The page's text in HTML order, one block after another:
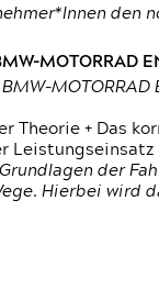
den
MOTORRAD
MOTORRAD
Theorie + Das
der
Hierbei wird